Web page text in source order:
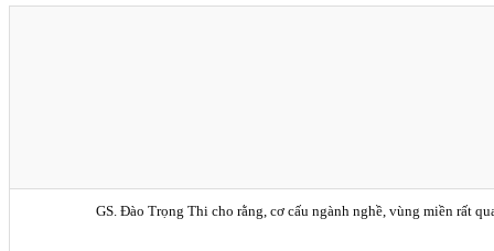
GS. Đào Trọng Thi cho rằng, cơ cấu ngành nghề, vùng miền rất